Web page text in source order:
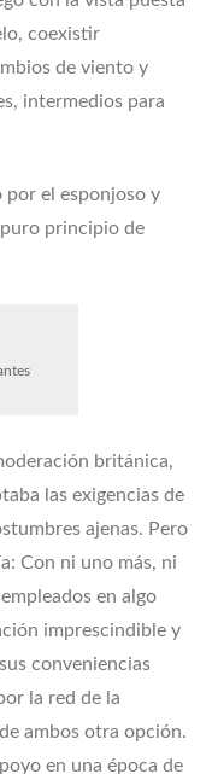
coexistir
de viento y
intermedios para
por el esponjoso y
puro principio de
británica,
las exigencias de
ajenas. Pero
Con ni uno más, ni
en algo
imprescindible y
conveniencias
la red de la
ambos otra opción.
en una época de